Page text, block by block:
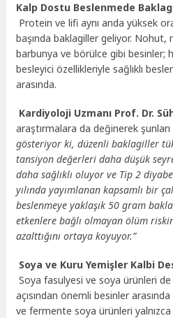
Kalp Dostu Beslenmede
Protein ve lifi aynı anda yüksek
başında baklagiller geliyor.
barbunya ve börülce gibi besinler;
besleyici özellikleriyle sağlıklı
arasında.
Kardiyoloji Uzmanı Prof. Dr.
araştırmalara da değinerek şunları
gösteriyor ki, düzenli baklagiller
tansiyon değerleri daha düşük
daha sağlıklı oluyor ve Tip 2
yılında yayımlanan kapsamlı bir
beslenmeye yaklaşık 50 gram
etkenlere bağlı olmayan ölüm
azalttığını ortaya koyuyor.”
Soya ve Kuru Yemişler Kalbi
Soya fasulyesi ve soya ürünleri
açısından önemli besinler
ve fermente soya ürünleri